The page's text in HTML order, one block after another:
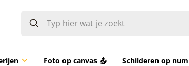
Foto op canvas 📤 Schilderen op